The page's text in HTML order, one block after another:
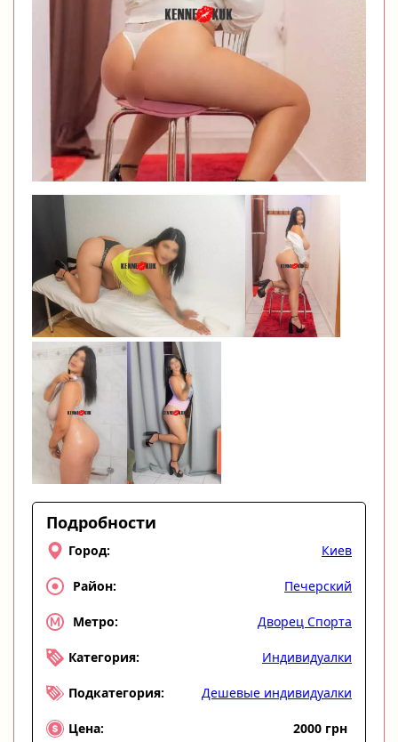
Подробности
Город: Киев
Район: Печерский
Метро: Дворец Спорта
Категория: Индивидуалки
Подкатегория: Дешевые индивидуалки
Цена: 2000 грн